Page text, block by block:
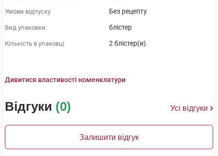
Умови відпуску Без рецепту
Вид упаковки блістер
Кількість в упаковці 2 блістер(и)
Дивитися властивості номенклатури
Відгуки (0) Усі відгуки
Залишити відгук